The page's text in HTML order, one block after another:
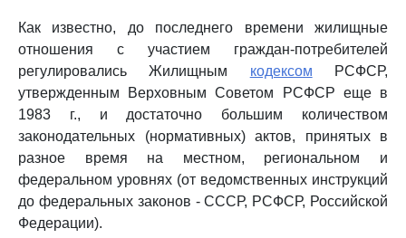
Как известно, до последнего времени жилищные
отношения с участием граждан-потребителей
регулировались Жилищным кодексом РСФСР,
утвержденным Верховным Советом РСФСР еще в
1983 г., и достаточно большим количеством
законодательных (нормативных) актов, принятых в
разное время на местном, региональном и
федеральном уровнях (от ведомственных инструкций
до федеральных законов - СССР, РСФСР, Российской
Федерации).